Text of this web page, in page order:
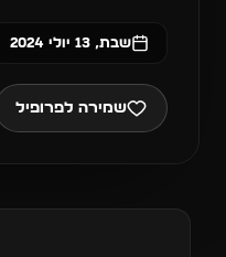
שבת, 13 יולי 2024
שמירה לפרופיל